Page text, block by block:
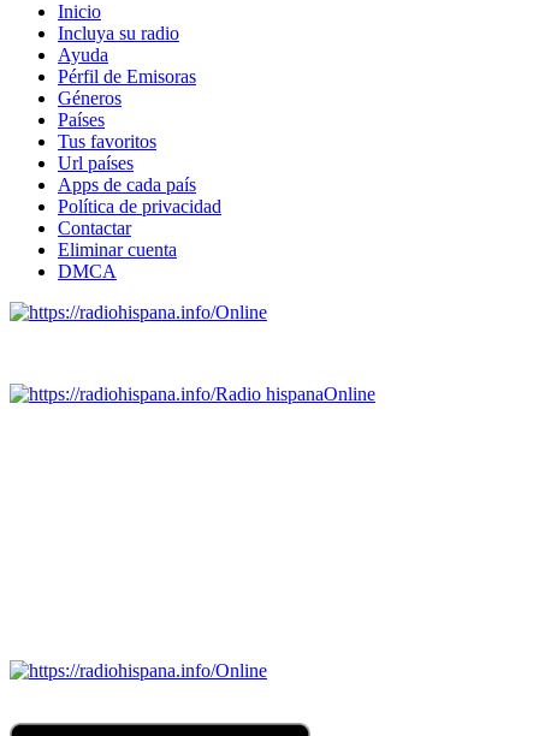
Inicio
Incluya su radio
Ayuda
Pérfil de Emisoras
Géneros
Países
Tus favoritos
Url países
Apps de cada país
Política de privacidad
Contactar
Eliminar cuenta
DMCA
Online
Radio hispanaOnline
Online